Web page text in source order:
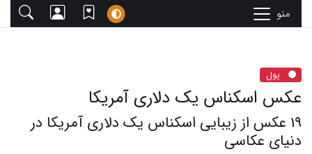
منو
پول
عکس اسکناس یک دلاری آمریکا
19 عکس از زیبایی اسکناس یک دلاری آمریکا در
دنیای عکاسی